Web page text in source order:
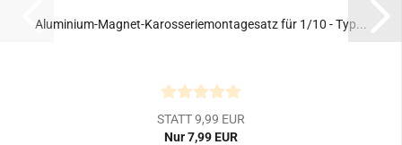
Aluminium-Magnet-Karosseriemontagesatz für 1/10 - Typ...
STATT 9,99 EUR
Nur 7,99 EUR